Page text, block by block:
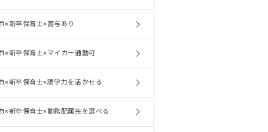
×新卒保育士×賞与あり
×新卒保育士×マイカー通勤可
×新卒保育士×語学力を活かせる
×新卒保育士×勤務配属先を選べる